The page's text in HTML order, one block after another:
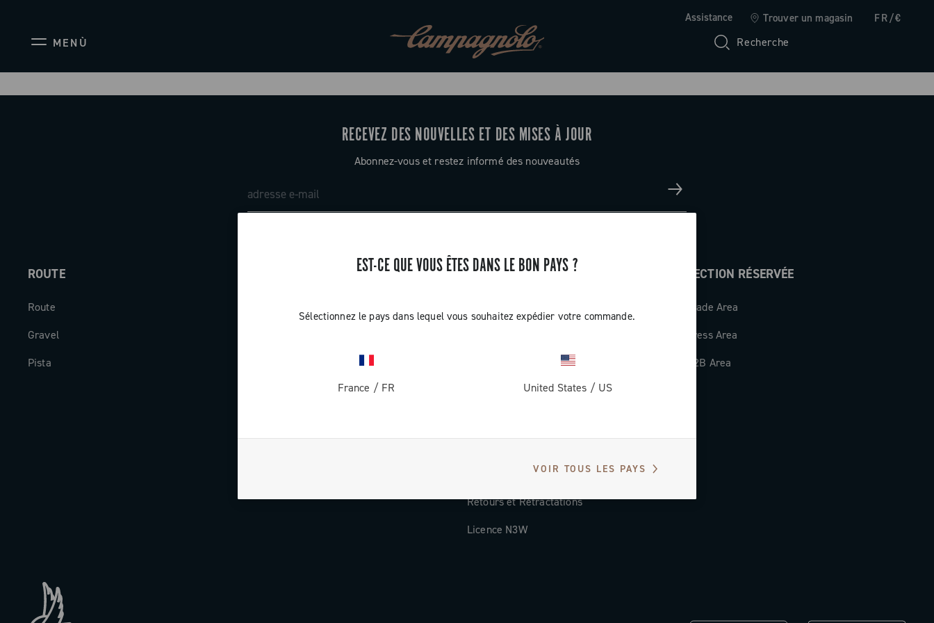
Assistance Trouver un magasin FR/€
MENÙ Recherche
EST-CE QUE VOUS ÊTES DANS LE BON PAYS ?
Sélectionnez le pays dans lequel vous souhaitez expédier votre commande.
France / FR United States / US
VOIR TOUS LES PAYS
RECEVEZ DES NOUVELLES ET DES MISES À JOUR
Abonnez-vous et restez informé des nouveautés
ROUTE
Route
Gravel
Pista
Travailler avec nous
ASSISTANCE
Pays et délais de livraison
Retours et Rétractations
Licence N3W
SECTION RÉSERVÉE
Trade Area
Press Area
B2B Area